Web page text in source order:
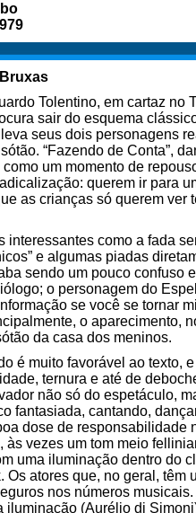
Tolentino, em cartaz no
sair do esquema
seus dois personagens
“Fazendo de Conta”,
um momento de
querem ir para
as crianças só querem
interessantes como a fada
e algumas piadas
sendo um pouco
o personagem do
se você se tornar
o aparecimento,
da casa dos meninos.
é muito favorável ao texto,
ternura e até de
não só do espetáculo,
fantasiada, cantando,
dose de responsabilidade
vezes um tom meio
uma iluminação dentro do
atores que, no geral,
nos números
(Aurélio di